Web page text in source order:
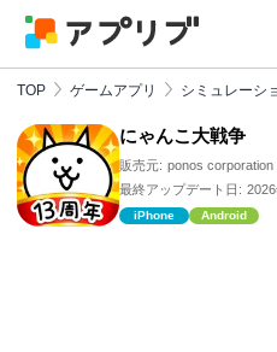
TOP ゲームアプリ シミュレーシ
にゃんこ大戦争
販売元: ponos corporation
最終アップデート日:
iPhone Android